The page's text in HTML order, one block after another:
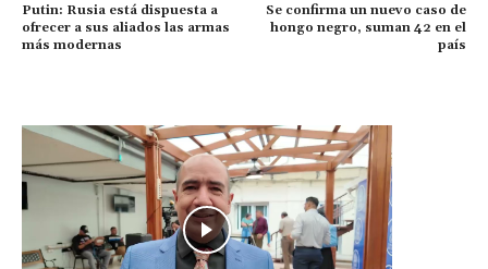
Putin: Rusia está dispuesta a
ofrecer a sus aliados las armas
más modernas
Se confirma un nuevo caso de
hongo negro, suman 42 en el
país